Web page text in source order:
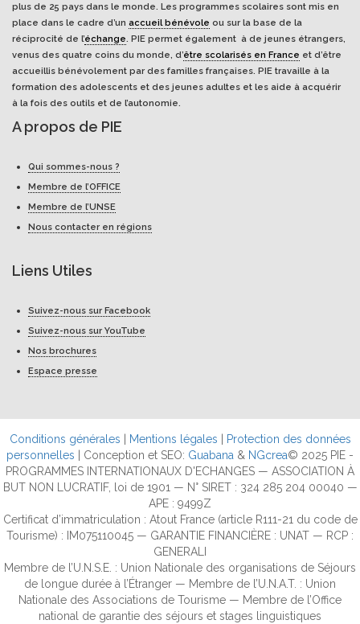
plus de 25 pays dans le monde. Les programmes scolaires sont mis en
place dans le cadre d’un accueil bénévole ou sur la base de la
réciprocité de l’échange. PIE permet également à de jeunes étrangers,
venus des quatre coins du monde, d’être scolarisés en France et d’être
accueillis bénévolement par des familles françaises. PIE travaille à la
formation des adolescents et des jeunes adultes et les aide à acquérir
à la fois des outils et de l’autonomie.
A propos de PIE
Qui sommes-nous ?
Membre de l’OFFICE
Membre de l’UNSE
Nous contacter en régions
Liens Utiles
Suivez-nous sur Facebook
Suivez-nous sur YouTube
Nos brochures
Espace presse
Conditions générales Mentions légales
Protection des données
personnelles | Conception et SEO: Guabana & NGcrea© 2025 PIE -
PROGRAMMES INTERNATIONAUX D'ECHANGES — ASSOCIATION À
BUT NON LUCRATIF, loi de 1901 — N° SIRET : 324 285 204 00040 —
APE : 9499Z
Certificat d’immatriculation : Atout France (article R111-21 du code de
Tourisme) : IM075110045 — GARANTIE FINANCIÈRE : UNAT — RCP :
GENERALI
Membre de l’U.N.S.E. : Union Nationale des organisations de Séjours
de longue durée à l’Étranger — Membre de l’U.N.A.T. : Union
Nationale des Associations de Tourisme — Membre de l’Office
national de garantie des séjours et stages linguistiques